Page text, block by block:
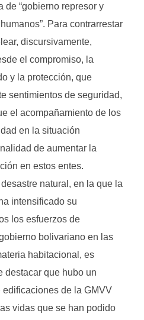
de “gobierno represor y
Para contrarrestar
discursivamente,
el compromiso, la
y la protección, que
sentimientos de seguridad,
el acompañamiento de los
en la situación
de aumentar la
en estos entes.
natural, en la que la
intensificado su
los esfuerzos de
bolivariano en las
habitacional, es
destacar que hubo un
de la GMVV
vidas que se han podido